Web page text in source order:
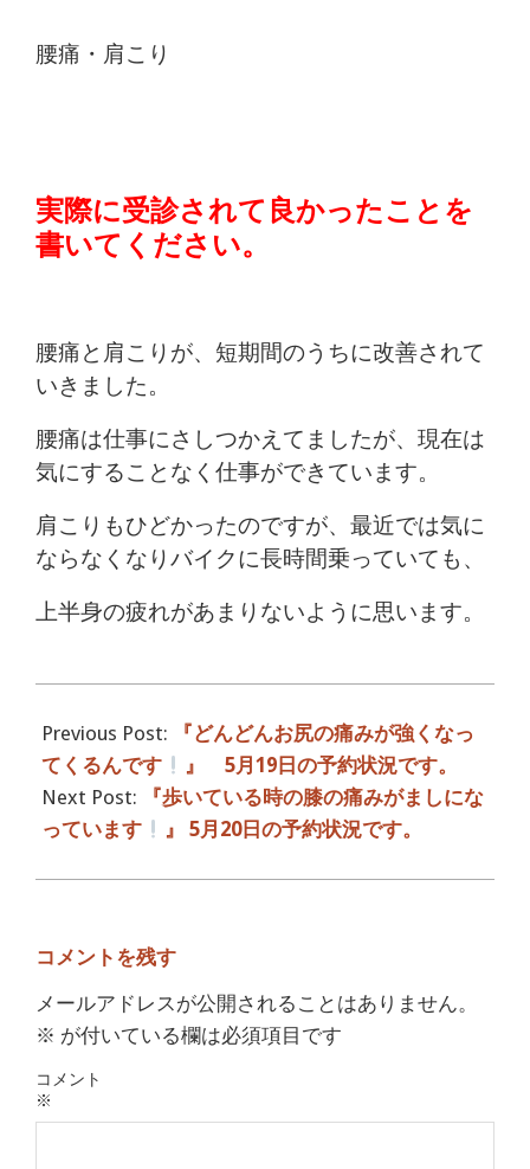
腰痛・肩こり
実際に受診されて良かったことを
書いてください。
腰痛と肩こりが、短期間のうちに改善されて
いきました。
腰痛は仕事にさしつかえてましたが、現在は
気にすることなく仕事ができています。
肩こりもひどかったのですが、最近では気に
ならなくなりバイクに長時間乗っていても、
上半身の疲れがあまりないように思います。
05-
19
Previous Post:
『どんどんお尻の痛みが強くなっ
てくるんです
』 5月19日の予約状況です。
Next Post:
『歩いている時の膝の痛みがましにな
っています
』 5月20日の予約状況です。
コメントを残す
メールアドレスが公開されることはありません。
※ が付いている欄は必須項目です
コメント
※